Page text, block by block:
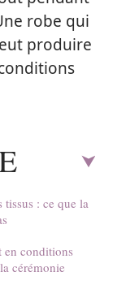
robe qui
produire
: ce que la
en conditions
cérémonie